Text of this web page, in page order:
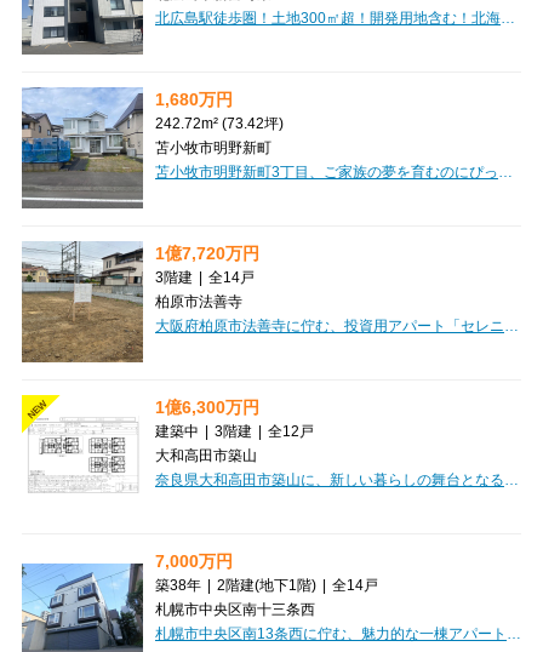
1,680万円
242.72m² (73.42坪)
苫小牧市明野新町
1億7,720万円
3階建 | 全14戸
柏原市法善寺
NEW 1億6,300万円
建築中 | 3階建 | 全12戸
大和高田市築山
7,000万円
築38年 | 2階建(地下1階) | 全14戸
札幌市中央区南十三条西